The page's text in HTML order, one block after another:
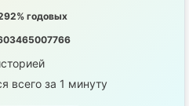
годовых
всего за 1 минуту